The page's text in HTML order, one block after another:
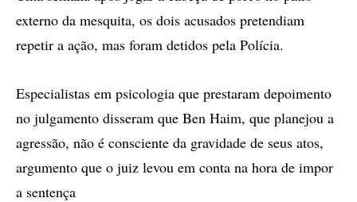
externo da mesquita, os dois acusados pretendiam
repetir a ação, mas foram detidos pela Polícia.
Especialistas em psicologia que prestaram depoimento
no julgamento disseram que Ben Haim, que planejou a
agressão, não é consciente da gravidade de seus atos,
argumento que o juiz levou em conta na hora de impor
a sentença